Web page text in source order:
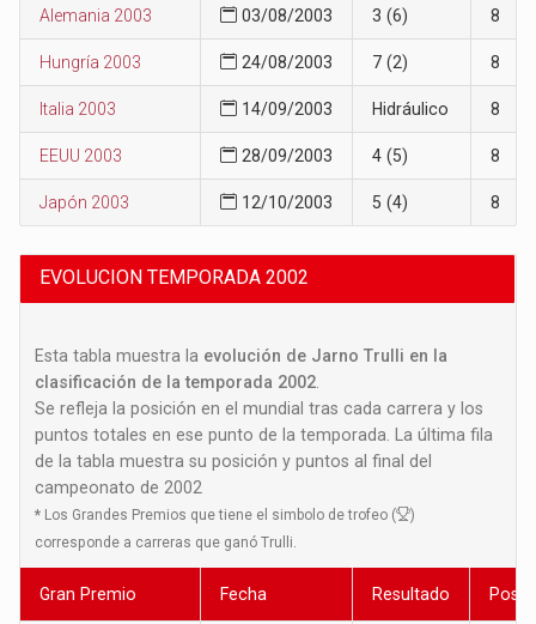
Alemania 2003 03/08/2003 3 (6) 8
Hungría 2003 24/08/2003 7 (2) 8
Italia 2003 14/09/2003 Hidráulico 8
EEUU 2003 28/09/2003 4 (5) 8
Japón 2003 12/10/2003 5 (4) 8
EVOLUCION TEMPORADA 2002
Esta tabla muestra la evolución de Jarno Trulli en la
clasificación de la temporada 2002
Se refleja la posición en el mundial tras cada carrera y los
puntos totales en ese punto de la temporada. La última fila
de la tabla muestra su posición y puntos al final del
campeonato de 2002
* Los Grandes Premios que tiene el simbolo de trofeo (
)
corresponde a carreras que ganó Trulli.
Gran Premio Fecha Resultado